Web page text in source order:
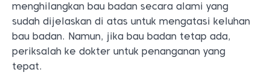
menghilangkan bau badan secara alami yang
sudah dijelaskan di atas untuk mengatasi keluhan
bau badan. Namun, jika bau badan tetap ada,
periksalah ke dokter untuk penanganan yang
tepat.